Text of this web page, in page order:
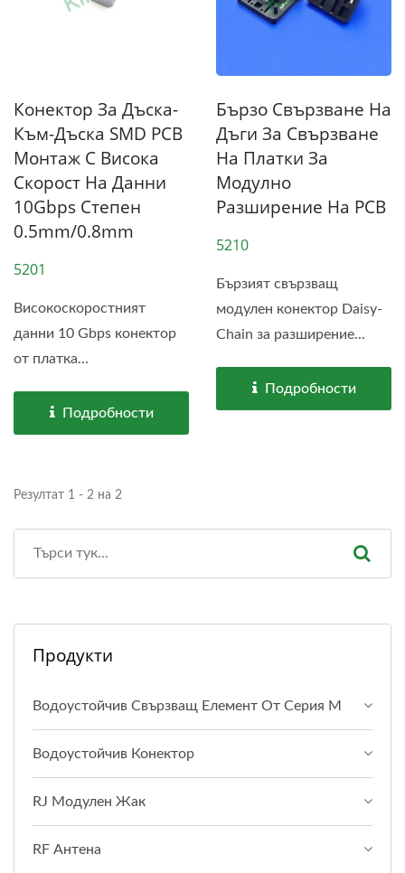
Конектор За Дъска-
Към-Дъска SMD PCB
Монтаж С Висока
Скорост На Данни
10Gbps Степен
0.5mm/0.8mm
5201
Високоскоростният
данни 10 Gbps конектор
от платка...
Подробности
Бързо Свързване На
Дъги За Свързване
На Платки За
Модулно
Разширение На PCB
5210
Бързият свързващ
модулен конектор Daisy-
Chain за разширение...
Подробности
Резултат 1 - 2 на 2
Продукти
Водоустойчив Свързващ Елемент От Серия M
Водоустойчив Конектор
RJ Модулен Жак
RF Антена